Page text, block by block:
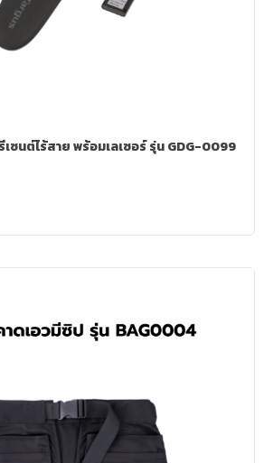
Targus อุปกรณ์พรีเซนต์ไร้สาย พร้อมเลเซอร์ รุ่น GDG-0099